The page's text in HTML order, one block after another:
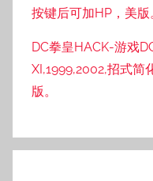
按键后可加HP，美版
DC拳皇HACK-游戏
XI,1999,2002,招式简
版。